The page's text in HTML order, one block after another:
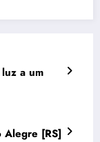
a um
Alegre [RS]